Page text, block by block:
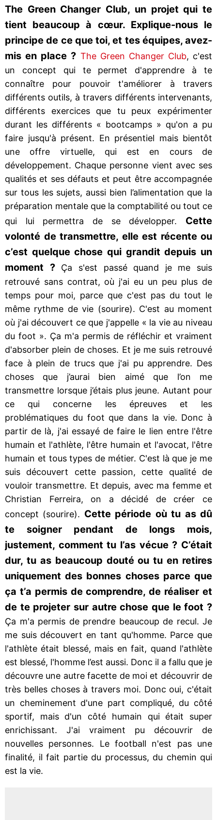
The Green Changer Club, un projet qui te
tient beaucoup à cœur. Explique-nous le
principe de ce que toi, et tes équipes, avez-
mis en place ? The Green Changer Club, c'est
un concept qui te permet d'apprendre à te
connaître pour pouvoir t'améliorer à travers
différents outils, à travers différents intervenants,
différents exercices que tu peux expérimenter
durant les différents « bootcamps » qu'on a pu
faire jusqu'à présent. En présentiel mais bientôt
une offre virtuelle, qui est en cours de
développement. Chaque personne vient avec ses
qualités et ses défauts et peut être accompagnée
sur tous les sujets, aussi bien l’alimentation que la
préparation mentale que la comptabilité ou tout ce
qui lui permettra de se développer. Cette
volonté de transmettre, elle est récente ou
c’est quelque chose qui grandit depuis un
moment ?Ça s'est passé quand je me suis
retrouvé sans contrat, où j'ai eu un peu plus de
temps pour moi, parce que c'est pas du tout le
même rythme de vie (sourire). C'est au moment
où j'ai découvert ce que j'appelle « la vie au niveau
du foot ». Ça m'a permis de réfléchir et vraiment
d'absorber plein de choses. Et je me suis retrouvé
face à plein de trucs que j'ai pu apprendre. Des
choses que j’aurai bien aimé que l’on me
transmettre lorsque j’étais plus jeune. Autant pour
ce qui concerne les épreuves et les
problématiques du foot que dans la vie. Donc à
partir de là, j'ai essayé de faire le lien entre l'être
humain et l'athlète, l'être humain et l'avocat, l'être
humain et tous types de métier. C'est là que je me
suis découvert cette passion, cette qualité de
vouloir transmettre. Et depuis, avec ma femme et
Christian Ferreira, on a décidé de créer ce
concept (sourire). Cette période où tu as dû
te soigner pendant de longs mois,
justement, comment tu l’as vécue ? C’était
dur, tu as beaucoup douté ou tu en retires
uniquement des bonnes choses parce que
ça t’a permis de comprendre, de réaliser et
de te projeter sur autre chose que le foot ?
Ça m'a permis de prendre beaucoup de recul. Je
me suis découvert en tant qu'homme. Parce que
l'athlète était blessé, mais en fait, quand l'athlète
est blessé, l'homme l’est aussi. Donc il a fallu que je
découvre une autre facette de moi et découvrir de
très belles choses à travers moi. Donc oui, c'était
un cheminement d'une part compliqué, du côté
sportif, mais d'un côté humain qui était super
enrichissant. J'ai vraiment pu découvrir de
nouvelles personnes. Le football n'est pas une
finalité, il fait partie du processus, du chemin qui
est la vie.